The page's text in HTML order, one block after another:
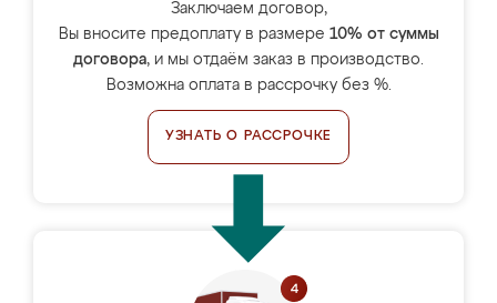
Заключаем договор,
Вы вносите предоплату в размере 10% от суммы
договора, и мы отдаём заказ в производство.
Возможна оплата в рассрочку без %.
УЗНАТЬ О РАССРОЧКЕ